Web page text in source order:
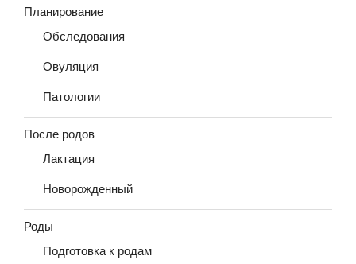
Планирование
Обследования
Овуляция
Патологии
После родов
Лактация
Новорожденный
Роды
Подготовка к родам